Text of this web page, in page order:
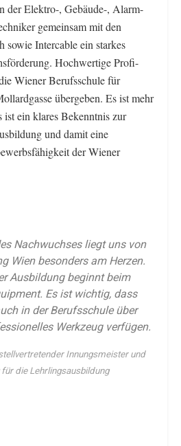
der Elektro-, Gebäude-, Alarm-
gemeinsam mit den
sowie Intercable ein starkes
Hochwertige Profi-
Wiener Berufsschule für
übergeben. Es ist mehr
ist ein klares Bekenntnis zur
und damit eine
der Wiener
Nachwuchses liegt uns von
Wien besonders am Herzen.
Ausbildung beginnt beim
Es ist wichtig, dass
in der Berufsschule über
Werkzeug verfügen.
Innungsmeister und
die Lehrlingsausbildung